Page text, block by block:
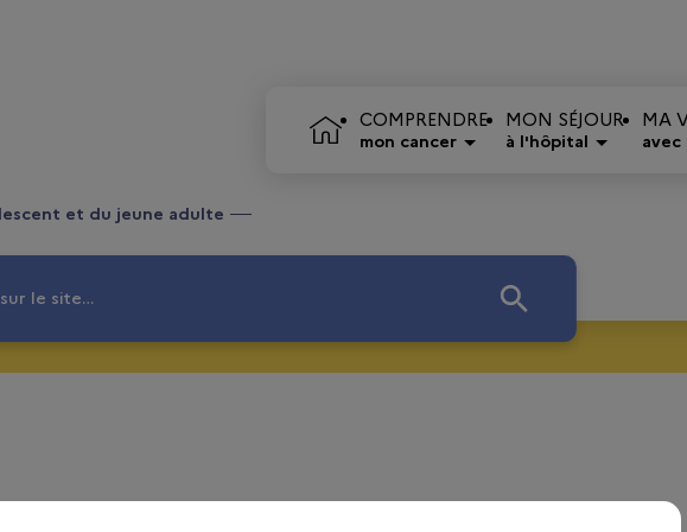
et du jeune adulte
le site…
PAGE D'ACCUEIL
COMPRENDRE
mon cancer
MON SÉJOUR
à l'hôpital
MA
avec